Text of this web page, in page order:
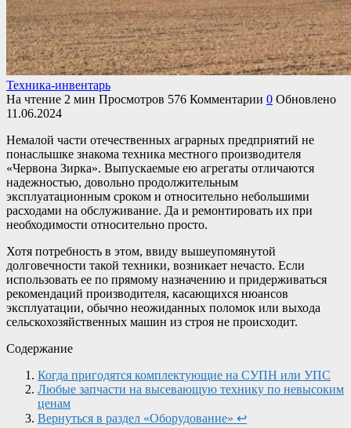
Техника-инвентарь
На чтение 2 мин Просмотров 576 Комментарии 0 Обновлено
11.06.2024
Немалой части отечественных аграрных предприятий не
понаслышке знакома техника местного производителя
«Червона Зирка». Выпускаемые ею агрегаты отличаются
надежностью, довольно продолжительным
эксплуатационным сроком и относительно небольшими
расходами на обслуживание. Да и ремонтировать их при
необходимости относительно просто.
Хотя потребность в этом, ввиду вышеупомянутой
долговечности такой техники, возникает нечасто. Если
использовать ее по прямому назначению и придерживаться
рекомендаций производителя, касающихся нюансов
эксплуатации, обычно неожиданных поломок или выхода
сельскохозяйственных машин из строя не происходит.
Содержание
Когда пригодятся комплектующие на СУПН или УПС
Любые запчасти на высевающую технику по невысоким
ценам
Вернуться в раздел «Оборудование» ↩